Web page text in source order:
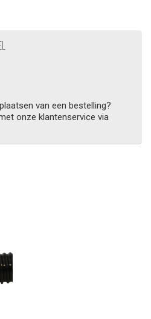
van een bestelling?
onze klantenservice via